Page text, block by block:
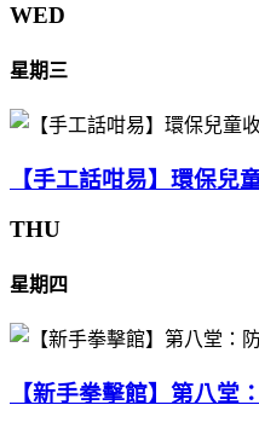
WED
星期三
【手工話咁易】環保兒
THU
星期四
【新手拳擊館】第八堂